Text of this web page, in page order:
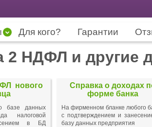
Для кого? Гарантии
2 НДФЛ и другие
нового
базе данных
налоговой
в БД
Справка о доходах
форме банка
На фирменном бланке любого
с подтверждением и
базу данных предприятия